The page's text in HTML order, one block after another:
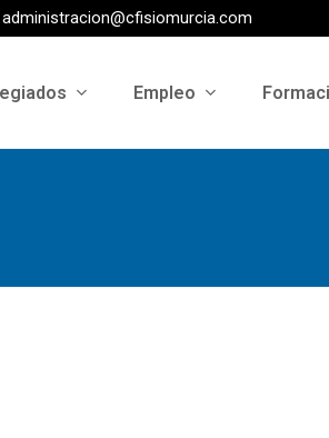
administracion@cfisiomurcia.com
Empleo